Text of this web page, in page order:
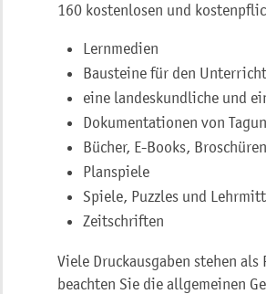
160 kostenlosen und
Lernmedien
Bausteine für den Unterricht
eine landeskundliche und
Dokumentationen von
Bücher, E-Books,
Planspiele
Spiele, Puzzles und
Zeitschriften
Viele Druckausgaben stehen
beachten Sie die allgemeinen